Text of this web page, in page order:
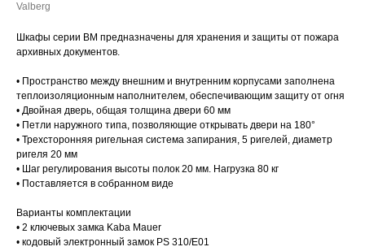
Valberg
Шкафы серии BM предназначены для хранения и защиты от пожара
архивных документов.
• Пространство между внешним и внутренним корпусами заполнена
теплоизоляционным наполнителем, обеспечивающим защиту от огня
• Двойная дверь, общая толщина двери 60 мм
• Петли наружного типа, позволяющие открывать двери на 180°
• Трехсторонняя ригельная система запирания, 5 ригелей, диаметр
ригеля 20 мм
• Шаг регулирования высоты полок 20 мм. Нагрузка 80 кг
• Поставляется в собранном виде
Варианты комплектации
• 2 ключевых замка Kaba Mauer
• кодовый электронный замок PS 310/E01